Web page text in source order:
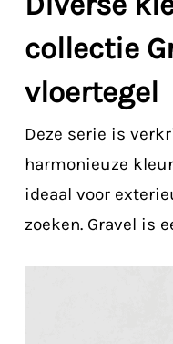
collectie
vloertegel
Deze serie is
harmonieuze
ideaal voor
zoeken. Gravel is